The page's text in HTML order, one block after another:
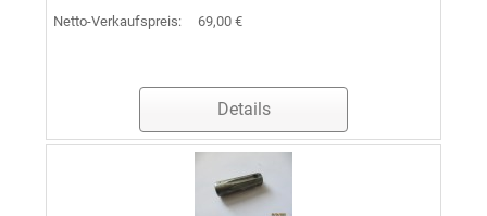
Netto-Verkaufspreis: 69,00 €
Details